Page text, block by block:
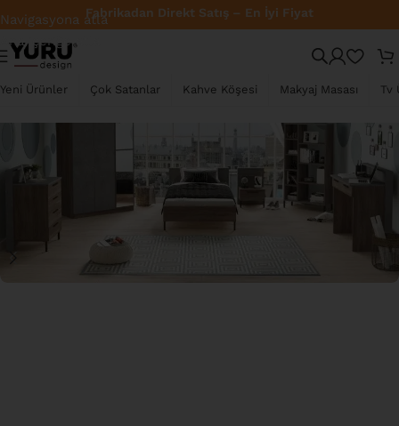
Navigasyona atla
Ana içeriğe atla
Fabrikadan Direkt Satış – En İyi Fiyat
Yeni Ürünler Çok Satanlar Kahve Köşesi Makyaj Masası Tv